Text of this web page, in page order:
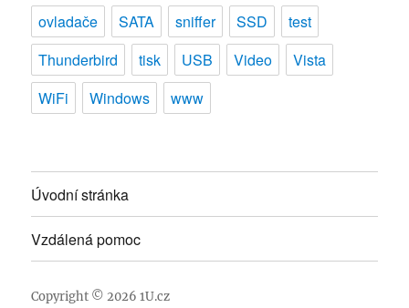
ovladače
SATA sniffer SSD
test
Thunderbird
tisk USB Video
Vista
WiFi
Windows www
Úvodní stránka
Vzdálená pomoc
Copyright © 20261U.cz